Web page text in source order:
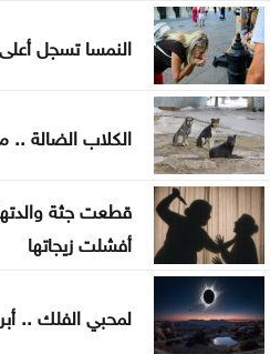
أمانة عمّان تحيل عطاء محطة
محلي
إدارة النفايات
النمسا تسجل
الكلاب الضالة
قطعت جثة
أفشلت زيجاتها
لمحبي الفلك ..